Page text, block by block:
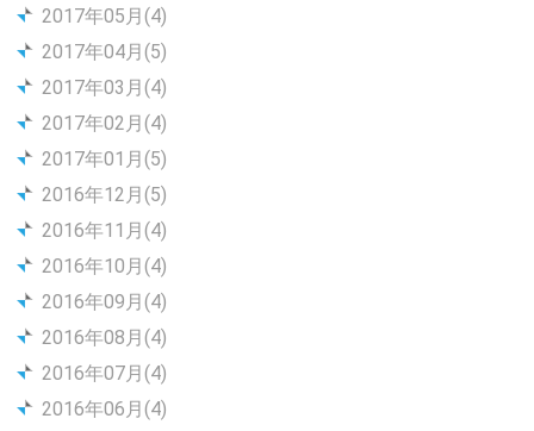
2017年05月(4)
2017年04月(5)
2017年03月(4)
2017年02月(4)
2017年01月(5)
2016年12月(5)
2016年11月(4)
2016年10月(4)
2016年09月(4)
2016年08月(4)
2016年07月(4)
2016年06月(4)